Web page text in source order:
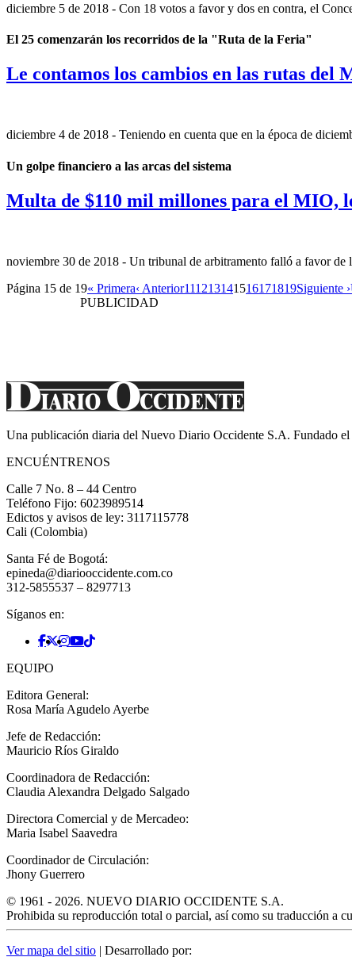
diciembre 5 de 2018 - Con 18 votos a favor y dos en contra, el
El 25 comenzarán los recorridos de la "Ruta de la Feria"
Le contamos los cambios en las rutas del
diciembre 4 de 2018 - Teniendo en cuenta que en la época de
Un golpe financiero a las arcas del sistema
Multa de $110 mil millones para el MIO,
noviembre 30 de 2018 - Un tribunal de arbitramento falló a favor de
Página 15 de 19« Primera‹ Anterior111213141516171819Siguiente ›
PUBLICIDAD
Una publicación diaria del Nuevo Diario Occidente S.A. Fundado el
ENCUÉNTRENOS
Calle 7 No. 8 – 44 Centro
Teléfono Fijo: 6023989514
Edictos y avisos de ley: 3117115778
Cali (Colombia)
Santa Fé de Bogotá:
epineda@diariooccidente.com.co
312-5855537 – 8297713
Síganos en:
EQUIPO
Editora General:
Rosa María Agudelo Ayerbe
Jefe de Redacción:
Mauricio Ríos Giraldo
Coordinadora de Redacción:
Claudia Alexandra Delgado Salgado
Directora Comercial y de Mercadeo:
Maria Isabel Saavedra
Coordinador de Circulación:
Jhony Guerrero
© 1961 - 2026. NUEVO DIARIO OCCIDENTE S.A.
Prohibida su reproducción total o parcial, así como su traducción a
Ver mapa del sitio | Desarrollado por: